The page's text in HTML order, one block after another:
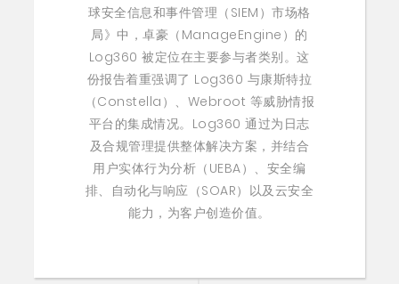
球安全信息和事件管理（SIEM）市场格
局》中，卓豪（ManageEngine）的
Log360 被定位在主要参与者类别。这
份报告着重强调了 Log360 与康斯特拉
（Constella）、Webroot 等威胁情报
平台的集成情况。Log360 通过为日志
及合规管理提供整体解决方案，并结合
用户实体行为分析（UEBA）、安全编
排、自动化与响应（SOAR）以及云安全
能力，为客户创造价值。